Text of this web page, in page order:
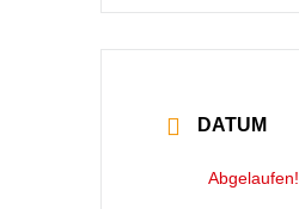
DATUM
Abgelaufen!